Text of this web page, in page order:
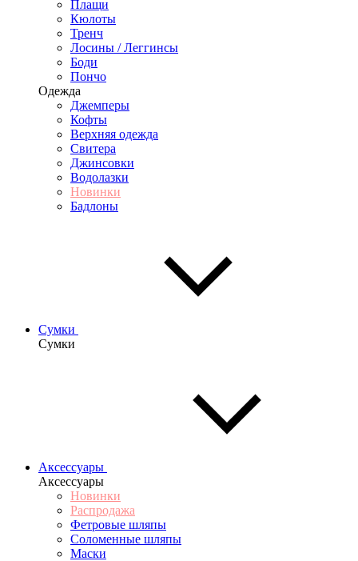
Плащи
Кюлоты
Тренч
Лосины / Леггинсы
Боди
Пончо
Одежда
Джемперы
Кофты
Верхняя одежда
Свитера
Джинсовки
Водолазки
Новинки
Бадлоны
Сумки
Сумки
Аксессуары
Аксессуары
Новинки
Распродажа
Фетровые шляпы
Соломенные шляпы
Маски